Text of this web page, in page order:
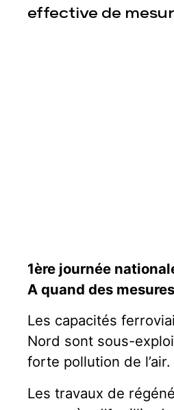
effective de
1ère journée
A quand des
Les capacités
Nord sont sous-
forte pollution de l’air.
Les travaux de